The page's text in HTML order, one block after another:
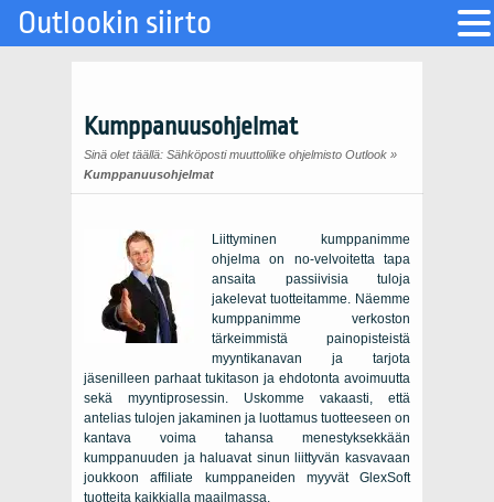
Kumppanuusohjelmat
Sinä olet täällä: Sähköposti muuttoliike ohjelmisto Outlook »
Kumppanuusohjelmat
Liittyminen kumppanimme
ohjelma on no-velvoitetta tapa
ansaita passiivisia tuloja
jakelevat tuotteitamme. Näemme
kumppanimme verkoston
tärkeimmistä painopisteistä
myyntikanavan ja tarjota
jäsenilleen parhaat tukitason ja ehdotonta avoimuutta
sekä myyntiprosessin. Uskomme vakaasti, että
antelias tulojen jakaminen ja luottamus tuotteeseen on
kantava voima tahansa menestyksekkään
kumppanuuden ja haluavat sinun liittyvän kasvavaan
joukkoon affiliate kumppaneiden myyvät GlexSoft
tuotteita kaikkialla maailmassa.
Outlookin siirto